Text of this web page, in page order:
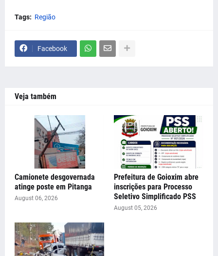
Tags: Região
Facebook
Veja também
Camionete desgovernada
atinge poste em Pitanga
August 06, 2026
Prefeitura de Goioxim abre
inscrições para Processo
Seletivo Simplificado PSS
August 05, 2026